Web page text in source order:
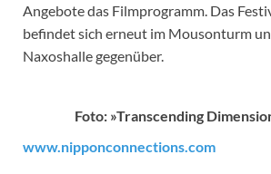
Angebote das Filmprogramm. Das
befindet sich erneut im Mousonturm
Naxoshalle gegenüber.
Foto: »Transcending
www.nipponconnections.com